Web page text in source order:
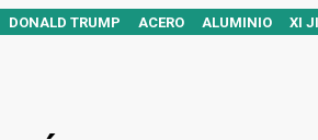
DONALD TRUMP ACERO ALUMINIO XI